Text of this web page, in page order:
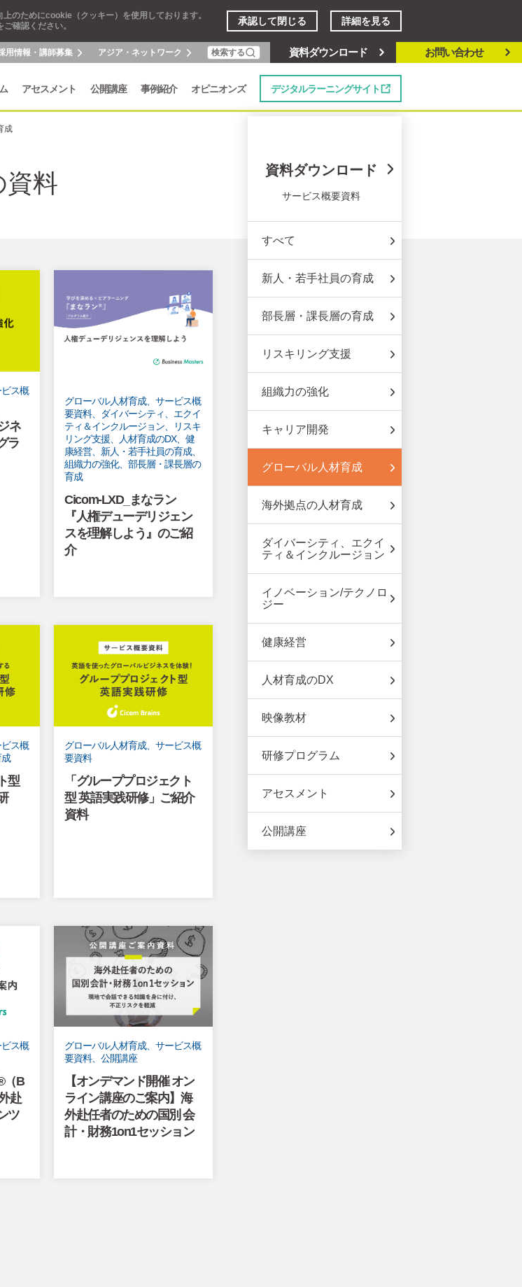
のためにcookie（クッキー）を使用しております。
確認ください。
承認して閉じる 詳細を見る
用情報・講師募集 アジア・ネットワーク 検索する 資料ダウンロード お問い合わせ
アセスメント 公開講座 事例紹介 オピニオンズ デジタルラーニングサイト
成
資料
ス概
ネ
ラ
グローバル人材育成、サービス概
要資料、ダイバーシティ、エクイ
ティ＆インクルージョン、リスキ
リング支援、人材育成のDX、健
康経営、新人・若手社員の育成、
組織力の強化、部長層・課長層の
育成
Cicom-LXD_まなラン
『人権デューデリジェン
スを理解しよう』のご紹
介
ス概
型
グローバル人材育成、サービス概
要資料
「グループプロジェクト
型 英語実践研修」ご紹介
資料
ス概
（B
赴
ツ
グローバル人材育成、サービス概
要資料、公開講座
【オンデマンド開催 オン
ライン講座のご案内】海
外赴任者のための国別 会
計・財務1on1セッション
資料ダウンロード
サービス概要資料
すべて
新人・若手社員の育成
部長層・課長層の育成
リスキリング支援
組織力の強化
キャリア開発
グローバル人材育成
海外拠点の人材育成
ダイバーシティ、エクイ
ティ＆インクルージョン
イノベーション/テクノロ
ジー
健康経営
人材育成のDX
映像教材
研修プログラム
アセスメント
公開講座